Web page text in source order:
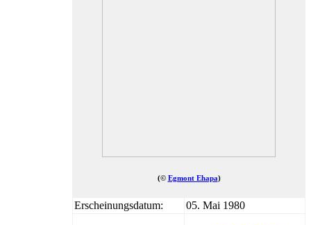
(© Egmont Ehapa)
Erscheinungsdatum: 05. Mai 1980